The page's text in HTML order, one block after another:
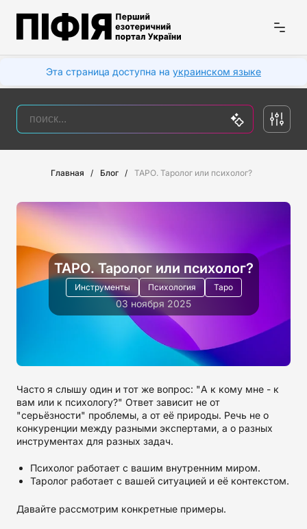
Эта страница доступна на украинском языке
Главная Блог ТАРО. Таролог или психолог?
ТАРО. Таролог или психолог?
Инструменты Психология Таро
03 ноября 2025
Часто я слышу один и тот же вопрос: "А к кому мне - к
вам или к психологу?" Ответ зависит не от
"серьёзности" проблемы, а от её природы. Речь не о
конкуренции между разными экспертами, а о разных
инструментах для разных задач.
Психолог работает с вашим внутренним миром.
Таролог работает с вашей ситуацией и её контекстом.
Давайте рассмотрим конкретные примеры.